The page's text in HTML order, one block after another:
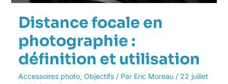
Distance focale en
photographie :
définition et utilisation
Accessoires photo, Objectifs/ Par Eric Moreau / 22 juillet